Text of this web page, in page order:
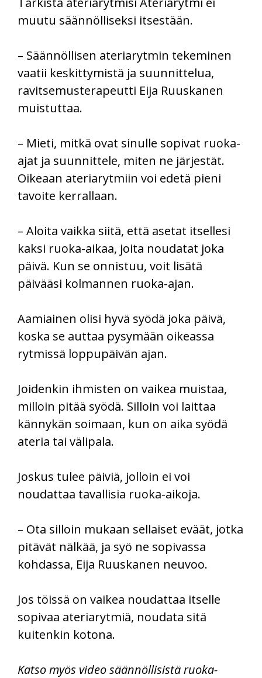
muutu säännölliseksi itsestään.
– Säännöllisen ateriarytmin tekeminen
vaatii keskittymistä ja suunnittelua,
ravitsemusterapeutti Eija Ruuskanen
muistuttaa.
– Mieti, mitkä ovat sinulle sopivat ruoka-
ajat ja suunnittele, miten ne järjestät.
Oikeaan ateriarytmiin voi edetä pieni
tavoite kerrallaan.
– Aloita vaikka siitä, että asetat itsellesi
kaksi ruoka-aikaa, joita noudatat joka
päivä. Kun se onnistuu, voit lisätä
päivääsi kolmannen ruoka-ajan.
Aamiainen olisi hyvä syödä joka päivä,
koska se auttaa pysymään oikeassa
rytmissä loppupäivän ajan.
Joidenkin ihmisten on vaikea muistaa,
milloin pitää syödä. Silloin voi laittaa
kännykän soimaan, kun on aika syödä
ateria tai välipala.
Joskus tulee päiviä, jolloin ei voi
noudattaa tavallisia ruoka-aikoja.
– Ota silloin mukaan sellaiset eväät, jotka
pitävät nälkää, ja syö ne sopivassa
kohdassa, Eija Ruuskanen neuvoo.
Jos töissä on vaikea noudattaa itselle
sopivaa ateriarytmiä, noudata sitä
kuitenkin kotona.
Katso myös video säännöllisistä ruoka-